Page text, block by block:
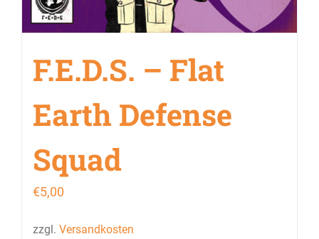
F.E.D.S. – Flat
Earth Defense
Squad
€5,00
zzgl. Versandkosten